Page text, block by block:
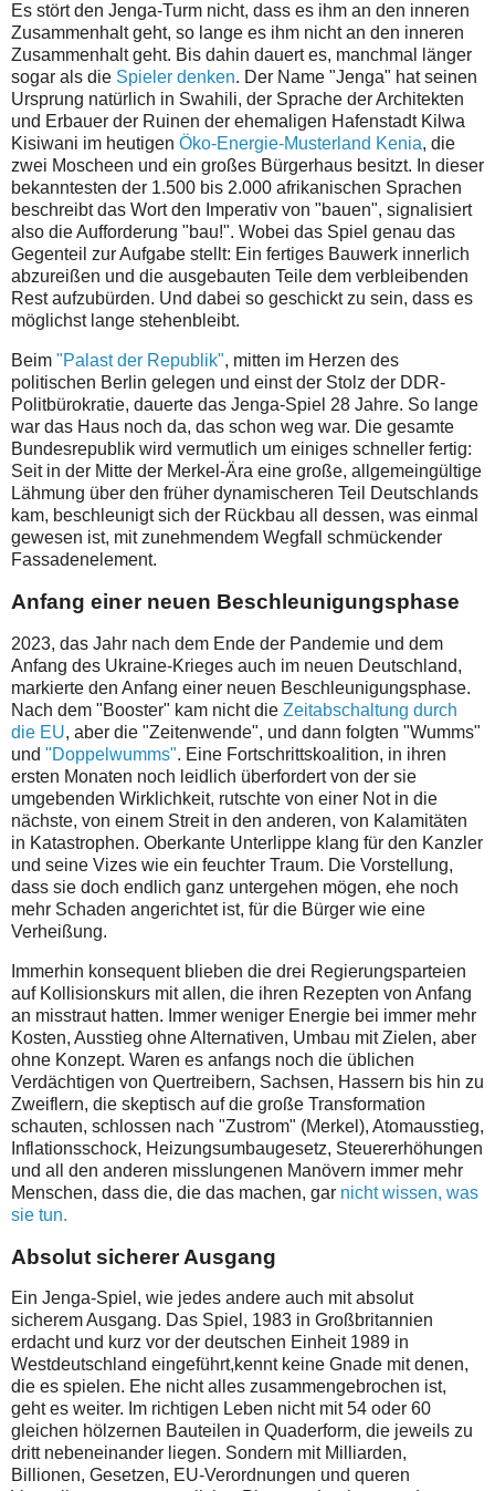
Es stört den Jenga-Turm nicht, dass es ihm an den inneren
Zusammenhalt geht, so lange es ihm nicht an den inneren
Zusammenhalt geht. Bis dahin dauert es, manchmal länger
sogar als die Spieler denken. Der Name "Jenga" hat seinen
Ursprung natürlich in Swahili, der Sprache der Architekten
und Erbauer der Ruinen der ehemaligen Hafenstadt Kilwa
Kisiwani im heutigen Öko-Energie-Musterland Kenia, die
zwei Moscheen und ein großes Bürgerhaus besitzt. In dieser
bekanntesten der 1.500 bis 2.000 afrikanischen Sprachen
beschreibt das Wort den Imperativ von "bauen", signalisiert
also die Aufforderung "bau!". Wobei das Spiel genau das
Gegenteil zur Aufgabe stellt: Ein fertiges Bauwerk innerlich
abzureißen und die ausgebauten Teile dem verbleibenden
Rest aufzubürden. Und dabei so geschickt zu sein, dass es
möglichst lange stehenbleibt.
Beim "Palast der Republik", mitten im Herzen des
politischen Berlin gelegen und einst der Stolz der DDR-
Politbürokratie, dauerte das Jenga-Spiel 28 Jahre. So lange
war das Haus noch da, das schon weg war. Die gesamte
Bundesrepublik wird vermutlich um einiges schneller fertig:
Seit in der Mitte der Merkel-Ära eine große, allgemeingültige
Lähmung über den früher dynamischeren Teil Deutschlands
kam, beschleunigt sich der Rückbau all dessen, was einmal
gewesen ist, mit zunehmendem Wegfall schmückender
Fassadenelement.
Anfang einer neuen Beschleunigungsphase
2023, das Jahr nach dem Ende der Pandemie und dem
Anfang des Ukraine-Krieges auch im neuen Deutschland,
markierte den Anfang einer neuen Beschleunigungsphase.
Nach dem "Booster" kam nicht die Zeitabschaltung durch
die EU, aber die "Zeitenwende", und dann folgten "Wumms"
und "Doppelwumms". Eine Fortschrittskoalition, in ihren
ersten Monaten noch leidlich überfordert von der sie
umgebenden Wirklichkeit, rutschte von einer Not in die
nächste, von einem Streit in den anderen, von Kalamitäten
in Katastrophen. Oberkante Unterlippe klang für den Kanzler
und seine Vizes wie ein feuchter Traum. Die Vorstellung,
dass sie doch endlich ganz untergehen mögen, ehe noch
mehr Schaden angerichtet ist, für die Bürger wie eine
Verheißung.
Immerhin konsequent blieben die drei Regierungsparteien
auf Kollisionskurs mit allen, die ihren Rezepten von Anfang
an misstraut hatten. Immer weniger Energie bei immer mehr
Kosten, Ausstieg ohne Alternativen, Umbau mit Zielen, aber
ohne Konzept. Waren es anfangs noch die üblichen
Verdächtigen von Quertreibern, Sachsen, Hassern bis hin zu
Zweiflern, die skeptisch auf die große Transformation
schauten, schlossen nach "Zustrom" (Merkel), Atomausstieg,
Inflationsschock, Heizungsumbaugesetz, Steuererhöhungen
und all den anderen misslungenen Manövern immer mehr
Menschen, dass die, die das machen, gar nicht wissen, was
sie tun.
Absolut sicherer Ausgang
Ein Jenga-Spiel, wie jedes andere auch mit absolut
sicherem Ausgang. Das Spiel, 1983 in Großbritannien
erdacht und kurz vor der deutschen Einheit 1989 in
Westdeutschland eingeführt,kennt keine Gnade mit denen,
die es spielen. Ehe nicht alles zusammengebrochen ist,
geht es weiter. Im richtigen Leben nicht mit 54 oder 60
gleichen hölzernen Bauteilen in Quaderform, die jeweils zu
dritt nebeneinander liegen. Sondern mit Milliarden,
Billionen, Gesetzen, EU-Verordnungen und queren